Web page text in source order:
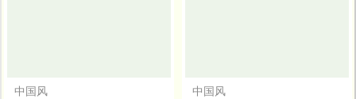
中国风
中国风